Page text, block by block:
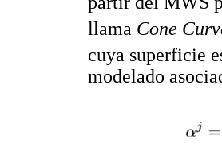
llama Cone
cuya superficie
modelado